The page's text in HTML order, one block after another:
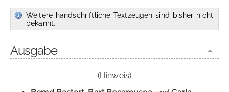
Weitere handschriftliche Textzeugen sind bisher nicht
bekannt.
Ausgabe
(Hinweis)